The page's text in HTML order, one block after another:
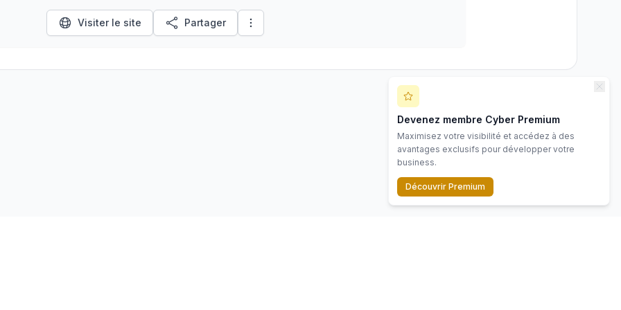
Visiter le site Partager
Devenez membre Cyber Premium
Maximisez votre visibilité et accédez à des
avantages exclusifs pour développer votre
business.
Découvrir Premium